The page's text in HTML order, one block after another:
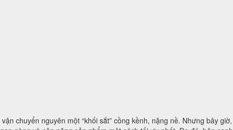
chuyển nguyên một “khối sắt” cồng kềnh, nặng nề. Nhưng bây giờ,